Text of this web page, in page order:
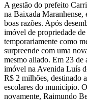
A gestão do prefeito
na Baixada Maranhense,
boas razões. Após
imóvel de propriedade
temporariamente como
surpreende com uma
mesmo aliado. Em 23
imóvel na Avenida Luís
R$ 2 milhões, destinado
escolares do município.
novamente, Raimundo